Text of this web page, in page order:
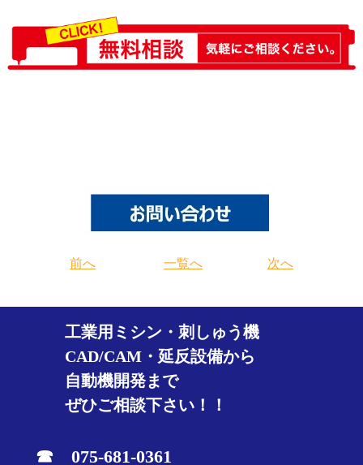
前へ 一覧へ 次へ
工業用ミシン・刺しゅう機
CAD/CAM・延反設備から
自動機開発まで
ぜひご相談下さい！！
☎ 075-681-0361